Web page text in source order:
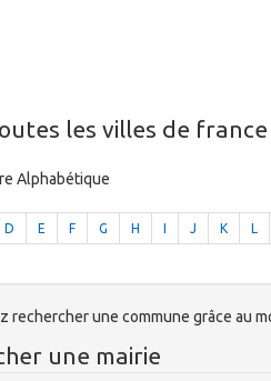
les villes de
Alphabétique
D E F G H I J K L
rechercher une commune grâce au
une mairie